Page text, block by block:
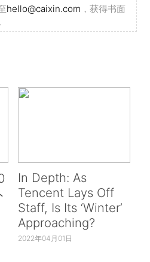
hello@caixin.com ，获得书面
In Depth: As
Tencent Lays Off
Staff, Is Its ‘Winter’
Approaching?
2022年04月01日